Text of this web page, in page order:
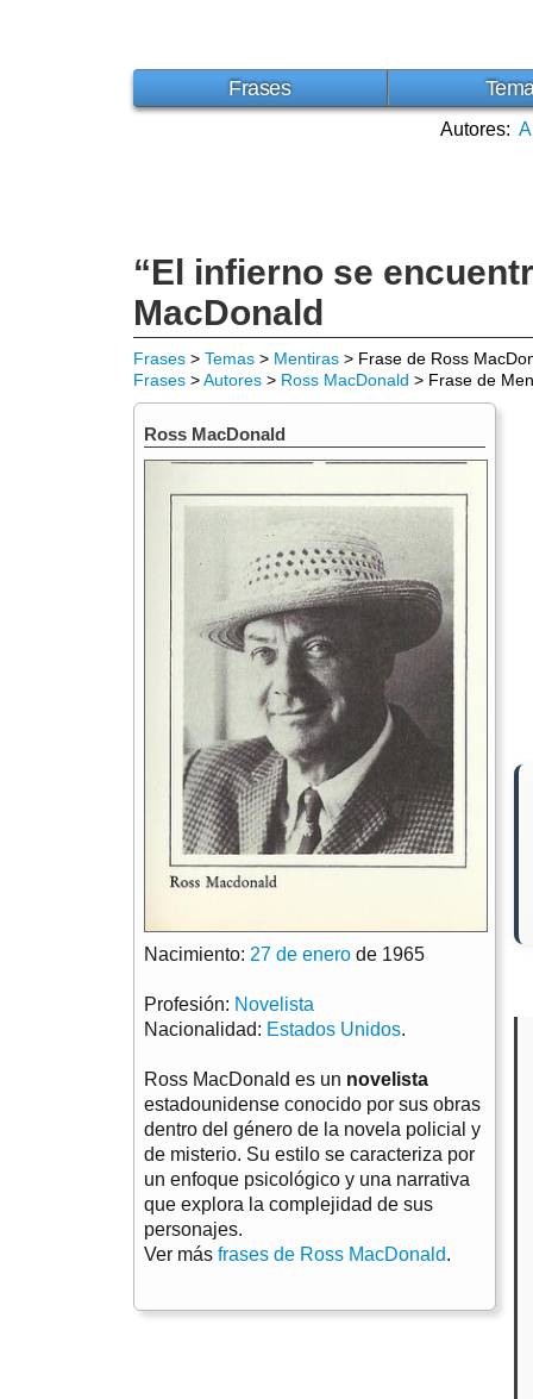
Frases
Autores: A
“El infierno se
MacDonald
Frases > Temas > Mentiras > Frase de Ross
Frases >Autores > Ross MacDonald > Frase de
Ross MacDonald
Nacimiento: 27 de enero de 1965
Profesión: Novelista
Nacionalidad: Estados Unidos.
Ross MacDonald es un novelista
estadounidense conocido por sus obras
dentro del género de la novela policial y
de misterio. Su estilo se caracteriza por
un enfoque psicológico y una narrativa
que explora la complejidad de sus
personajes.
Ver más frases de Ross MacDonald.